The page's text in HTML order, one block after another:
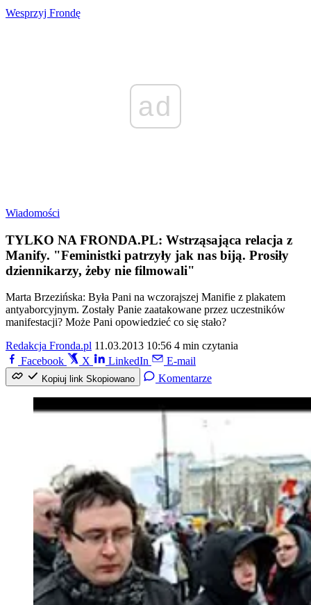
Wesprzyj Frondę
ad
Wiadomości
TYLKO NA FRONDA.PL: Wstrząsająca relacja z
Manify. "Feministki patrzyły jak nas biją. Prosiły
dziennikarzy, żeby nie filmowali"
Marta Brzezińska: Była Pani na wczorajszej Manifie z plakatem
antyaborcyjnym. Zostały Panie zaatakowane przez uczestników
manifestacji? Może Pani opowiedzieć co się stało?
Redakcja Fronda.pl 11.03.2013 10:56 4 min czytania
Facebook
X LinkedIn E-mail
Kopiuj link Skopiowano Komentarze